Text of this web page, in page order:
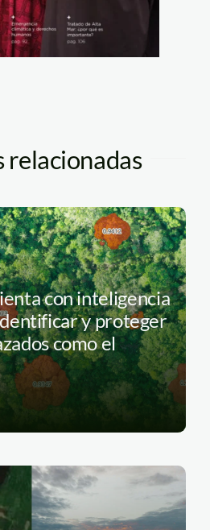
relacionadas
con inteligencia
y proteger
como el